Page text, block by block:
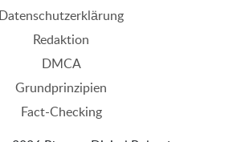
Datenschutzerklärung
Redaktion
DMCA
Grundprinzipien
Fact-Checking